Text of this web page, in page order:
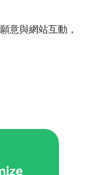
意與網站互動，